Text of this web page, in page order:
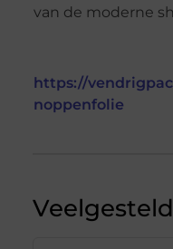
van de moderne
https://
noppenfolie